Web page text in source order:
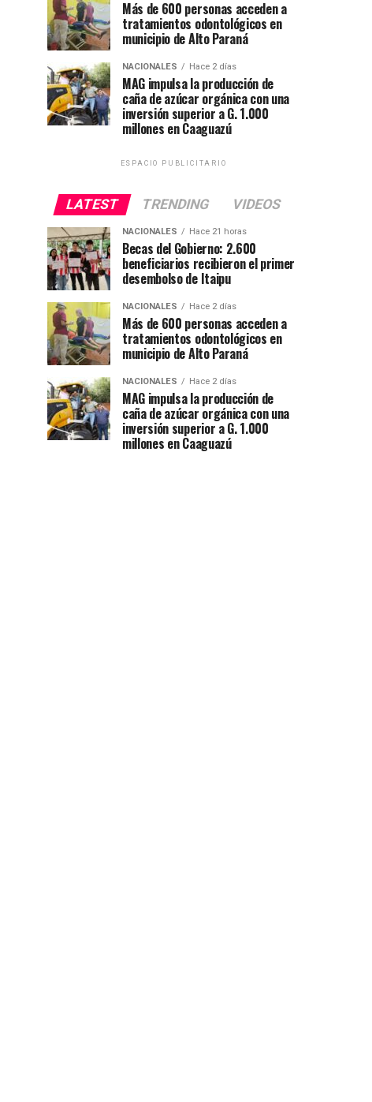
Más de 600 personas acceden a
tratamientos odontológicos en
municipio de Alto Paraná
NACIONALES Hace 2 días
MAG impulsa la producción de
caña de azúcar orgánica con una
inversión superior a G. 1.000
millones en Caaguazú
ESPACIO PUBLICITARIO
LATEST TRENDING VIDEOS
NACIONALES Hace 21 horas
Becas del Gobierno: 2.600
beneficiarios recibieron el primer
desembolso de Itaipu
NACIONALES Hace 2 días
Más de 600 personas acceden a
tratamientos odontológicos en
municipio de Alto Paraná
NACIONALES Hace 2 días
MAG impulsa la producción de
caña de azúcar orgánica con una
inversión superior a G. 1.000
millones en Caaguazú